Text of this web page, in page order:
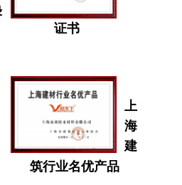
证书
上
海
建
筑行业名优产品